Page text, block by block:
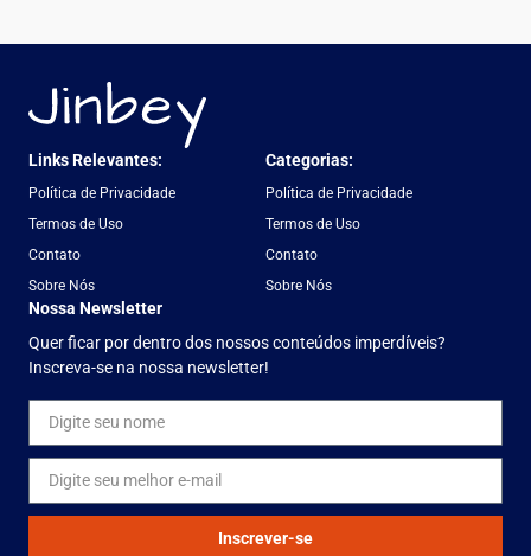
Links Relevantes:
Política de Privacidade
Termos de Uso
Contato
Sobre Nós
Categorias:
Política de Privacidade
Termos de Uso
Contato
Sobre Nós
Nossa Newsletter
Quer ficar por dentro dos nossos conteúdos imperdíveis?
Inscreva-se na nossa newsletter!
Inscrever-se